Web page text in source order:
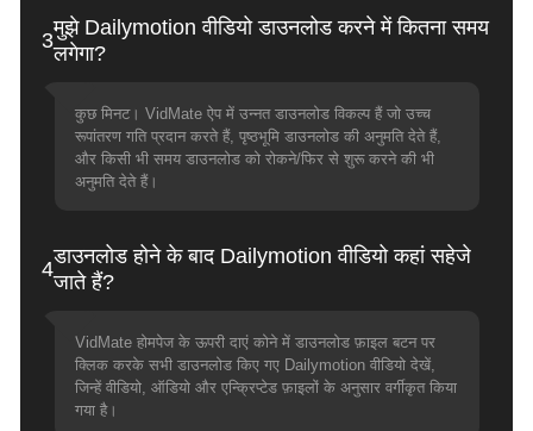
3
मुझे Dailymotion वीडियो डाउनलोड करने में कितना समय
लगेगा?
कुछ मिनट। VidMate ऐप में उन्नत डाउनलोड विकल्प हैं जो उच्च
रूपांतरण गति प्रदान करते हैं, पृष्ठभूमि डाउनलोड की अनुमति देते हैं,
और किसी भी समय डाउनलोड को रोकने/फिर से शुरू करने की भी
अनुमति देते हैं।
4
डाउनलोड होने के बाद Dailymotion वीडियो कहां सहेजे
जाते हैं?
VidMate होमपेज के ऊपरी दाएं कोने में डाउनलोड फ़ाइल बटन पर
क्लिक करके सभी डाउनलोड किए गए Dailymotion वीडियो देखें,
जिन्हें वीडियो, ऑडियो और एन्क्रिप्टेड फ़ाइलों के अनुसार वर्गीकृत किया
गया है।